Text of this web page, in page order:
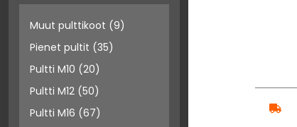
Muut pulttikoot (9)
Pienet pultit (35)
Pultti M10 (20)
Pultti M12 (50)
Pultti M16 (67)